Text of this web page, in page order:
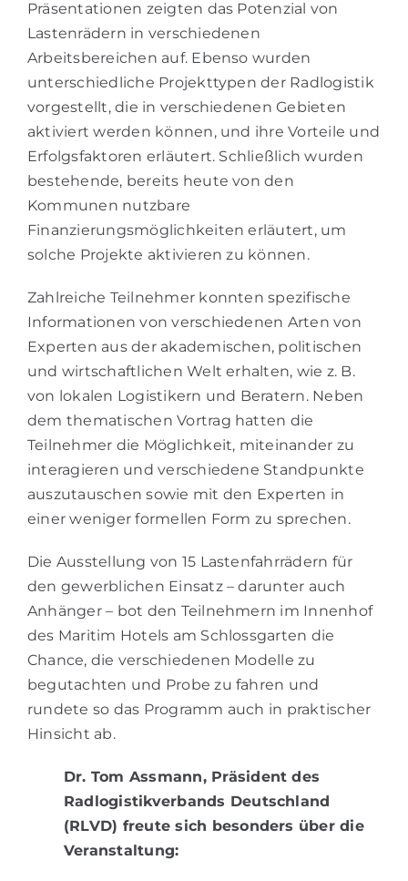
Präsentationen zeigten das Potenzial von
Lastenrädern in verschiedenen
Arbeitsbereichen auf. Ebenso wurden
unterschiedliche Projekttypen der Radlogistik
vorgestellt, die in verschiedenen Gebieten
aktiviert werden können, und ihre Vorteile und
Erfolgsfaktoren erläutert. Schließlich wurden
bestehende, bereits heute von den
Kommunen nutzbare
Finanzierungsmöglichkeiten erläutert, um
solche Projekte aktivieren zu können.
Zahlreiche Teilnehmer konnten spezifische
Informationen von verschiedenen Arten von
Experten aus der akademischen, politischen
und wirtschaftlichen Welt erhalten, wie z. B.
von lokalen Logistikern und Beratern. Neben
dem thematischen Vortrag hatten die
Teilnehmer die Möglichkeit, miteinander zu
interagieren und verschiedene Standpunkte
auszutauschen sowie mit den Experten in
einer weniger formellen Form zu sprechen.
Die Ausstellung von 15 Lastenfahrrädern für
den gewerblichen Einsatz – darunter auch
Anhänger – bot den Teilnehmern im Innenhof
des Maritim Hotels am Schlossgarten die
Chance, die verschiedenen Modelle zu
begutachten und Probe zu fahren und
rundete so das Programm auch in praktischer
Hinsicht ab.
Dr. Tom Assmann, Präsident des
Radlogistikverbands Deutschland
(RLVD) freute sich besonders über die
Veranstaltung: